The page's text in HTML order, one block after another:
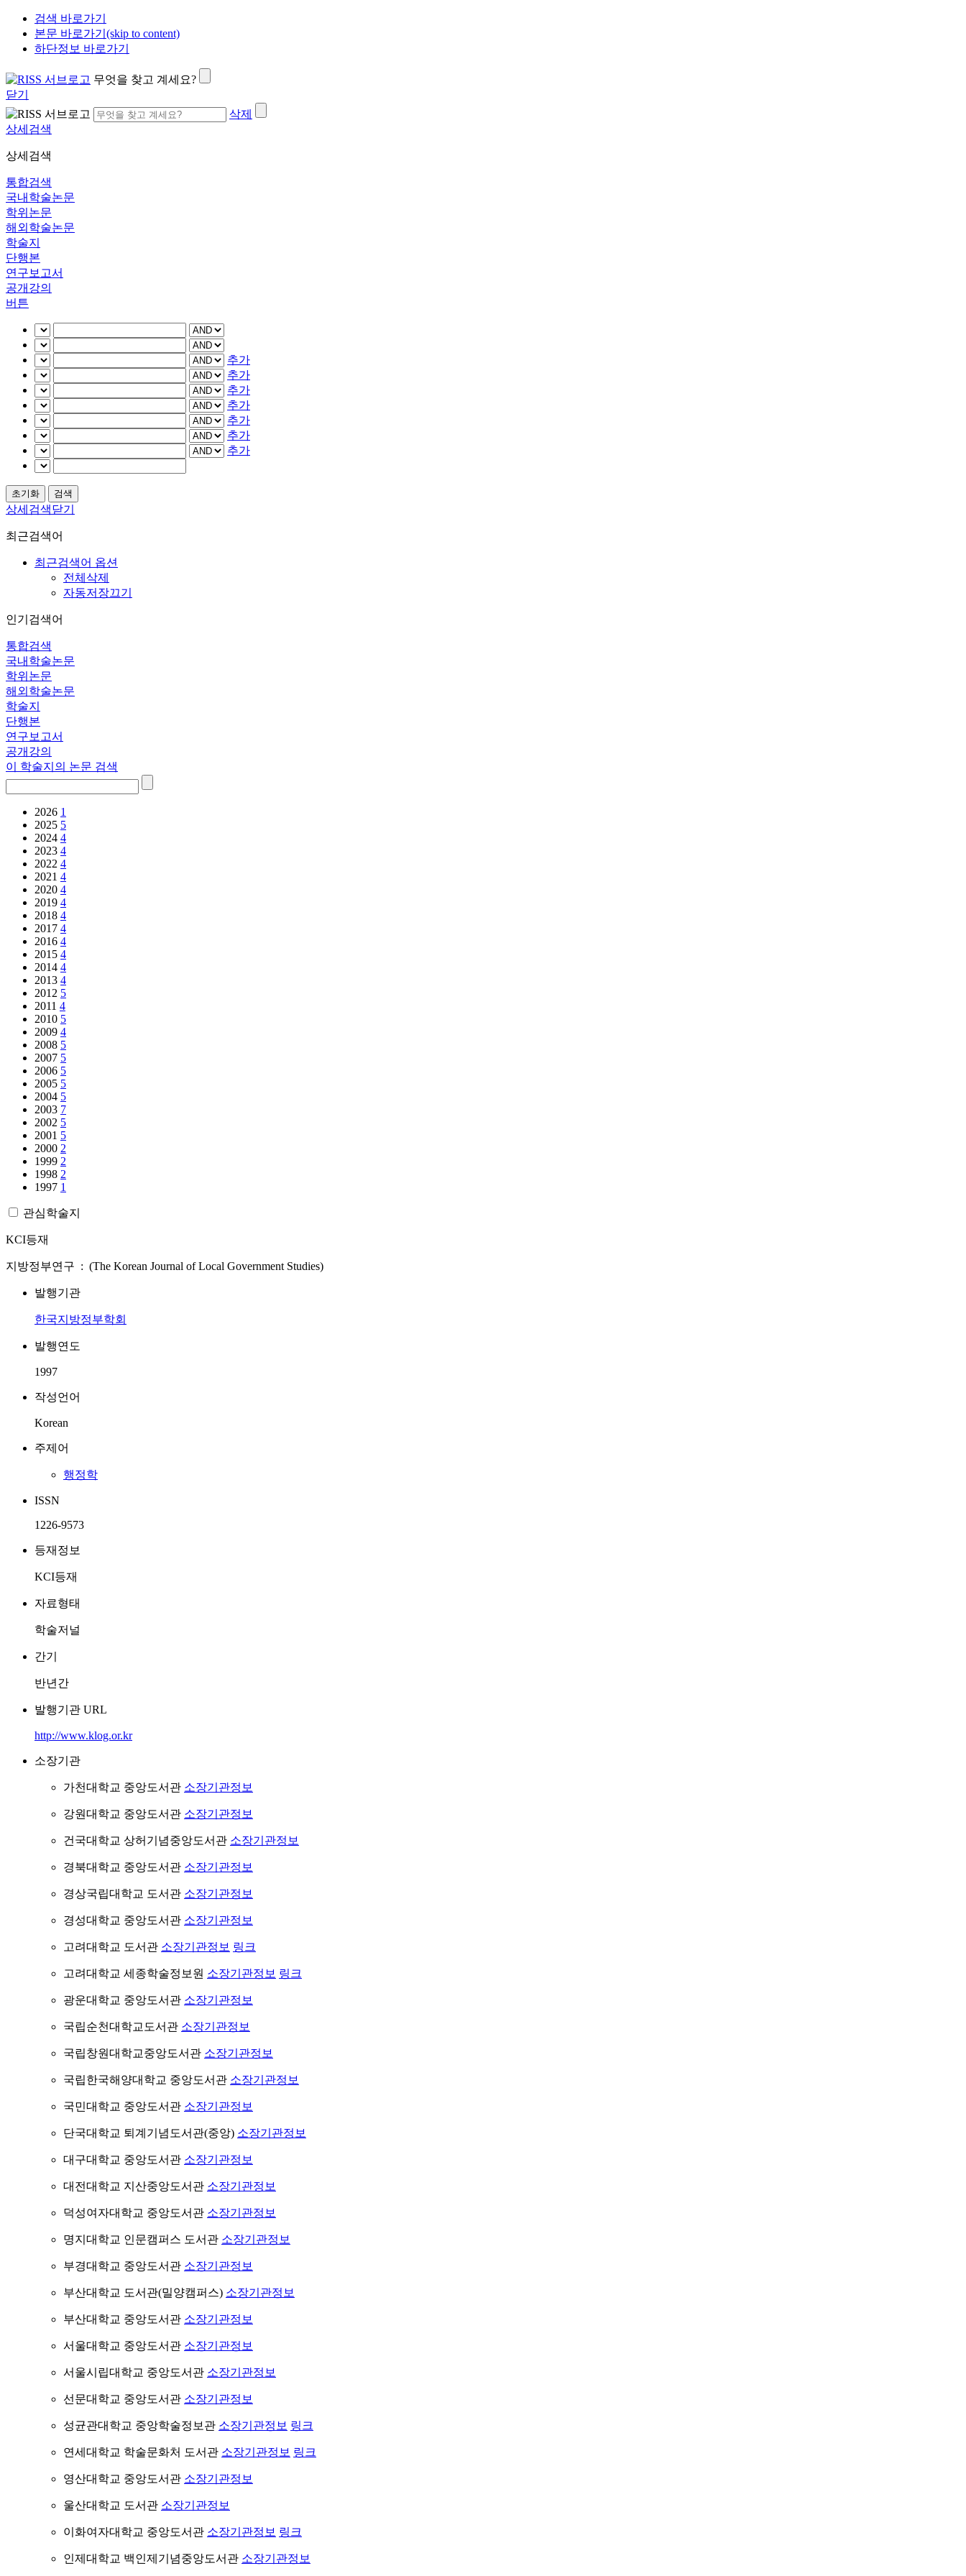
검색 바로가기
본문 바로가기(skip to content)
하단정보 바로가기
무엇을 찾고 계세요?
닫기
삭제
상세검색
상세검색
통합검색
국내학술논문
학위논문
해외학술논문
학술지
단행본
연구보고서
공개강의
버튼
추가
추가
추가
추가
추가
추가
추가
상세검색닫기
최근검색어
최근검색어 옵션
전체삭제
자동저장끄기
인기검색어
통합검색
국내학술논문
학위논문
해외학술논문
학술지
단행본
연구보고서
공개강의
이 학술지의 논문 검색
2026 1
2025 5
2024 4
2023 4
2022 4
2021 4
2020 4
2019 4
2018 4
2017 4
2016 4
2015 4
2014 4
2013 4
2012 5
2011 4
2010 5
2009 4
2008 5
2007 5
2006 5
2005 5
2004 5
2003 7
2002 5
2001 5
2000 2
1999 2
1998 2
1997 1
관심학술지
KCI등재
지방정부연구 : (The Korean Journal of Local Government Studies)
발행기관
한국지방정부학회
발행연도
1997
작성언어
Korean
주제어
행정학
ISSN
1226-9573
등재정보
KCI등재
자료형태
학술저널
간기
반년간
발행기관 URL
http://www.klog.or.kr
소장기관
가천대학교 중앙도서관 소장기관정보
강원대학교 중앙도서관 소장기관정보
건국대학교 상허기념중앙도서관 소장기관정보
경북대학교 중앙도서관 소장기관정보
경상국립대학교 도서관 소장기관정보
경성대학교 중앙도서관 소장기관정보
고려대학교 도서관 소장기관정보 링크
고려대학교 세종학술정보원 소장기관정보 링크
광운대학교 중앙도서관 소장기관정보
국립순천대학교도서관 소장기관정보
국립창원대학교중앙도서관 소장기관정보
국립한국해양대학교 중앙도서관 소장기관정보
국민대학교 중앙도서관 소장기관정보
단국대학교 퇴계기념도서관(중앙) 소장기관정보
대구대학교 중앙도서관 소장기관정보
대전대학교 지산중앙도서관 소장기관정보
덕성여자대학교 중앙도서관 소장기관정보
명지대학교 인문캠퍼스 도서관 소장기관정보
부경대학교 중앙도서관 소장기관정보
부산대학교 도서관(밀양캠퍼스) 소장기관정보
부산대학교 중앙도서관 소장기관정보
서울대학교 중앙도서관 소장기관정보
서울시립대학교 중앙도서관 소장기관정보
선문대학교 중앙도서관 소장기관정보
성균관대학교 중앙학술정보관 소장기관정보 링크
연세대학교 학술문화처 도서관 소장기관정보 링크
영산대학교 중앙도서관 소장기관정보
울산대학교 도서관 소장기관정보
이화여자대학교 중앙도서관 소장기관정보 링크
인제대학교 백인제기념중앙도서관 소장기관정보